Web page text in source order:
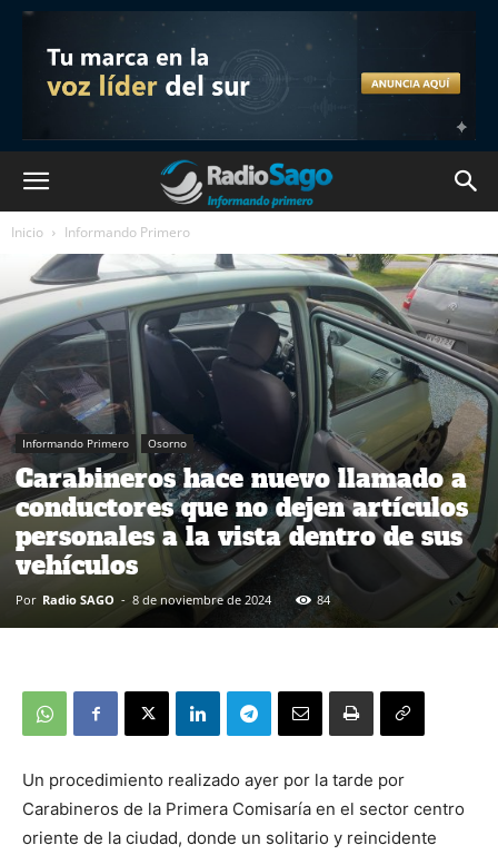
Inicio Informando Primero
Informando Primero Osorno
Carabineros hace nuevo llamado a
conductores que no dejen artículos
personales a la vista dentro de sus
vehículos
Por Radio SAGO - 8 de noviembre de 2024 84
Un procedimiento realizado ayer por la tarde por
Carabineros de la Primera Comisaría en el sector centro
oriente de la ciudad, donde un solitario y reincidente